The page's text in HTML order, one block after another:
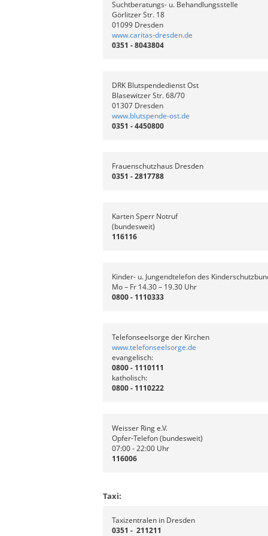
Suchtberatungs- u.
Görlitzer Str. 18
01099 Dresden
www.caritas-dresden.de
0351 - 8043804
DRK Blutspendedienst Ost
Blasewitzer Str. 68/70
01307 Dresden
www.blutspende-ost.de
0351 - 4450800
Frauenschutzhaus Dresden
0351 - 2817788
Karten Sperr Notruf
(bundesweit)
116116
Kinder- u. Jungendtelefon des
Mo – Fr 14.30 – 19.30 Uhr
0800 - 1110333
Telefonseelsorge der Kirchen
www.telefonseelsorge.de
evangelisch:
0800 - 1110111
katholisch:
0800 - 1110222
Weisser Ring e.V.
Opfer-Telefon (bundesweit)
07:00 - 22:00 Uhr
116006
Taxi:
Taxizentralen in Dresden
0351 - 211211